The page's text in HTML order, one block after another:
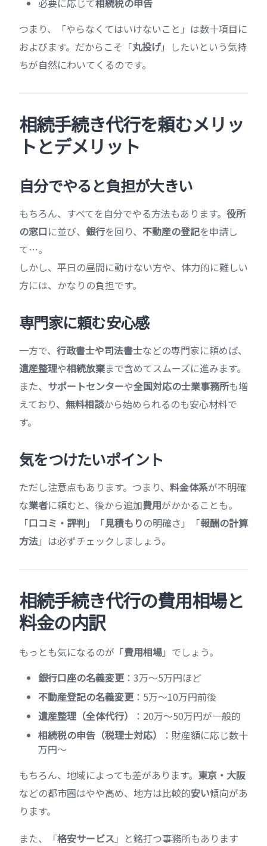
必要に応じて相続税の申告
つまり、「やらなくてはいけないこと」は数十項目に
およびます。だからこそ「丸投げ」したいという気持
ちが自然にわいてくるのです。
相続手続き代行を頼むメリッ
トとデメリット
自分でやると負担が大きい
もちろん、すべてを自分でやる方法もあります。 役所
の窓口に並び、 銀行を回り、 不動産の登記を申請し
て…。
しかし、平日の昼間に動けない方や、体力的に難しい
方には、かなりの負担です。
専門家に頼む安心感
一方で、 行政書士や司法書士などの専門家に頼めば、
遺産整理や相続放棄まで含めてスムーズに進みます。
また、 サポートセンターや全国対応の士業事務所も増
えており、 無料相談から始められるのも安心材料で
す。
気をつけたいポイント
ただし注意点もあります。つまり、 料金体系が不明確
な業者に頼むと、後から追加費用がかかることも。
「口コミ・評判 」「見積もりの明確さ」「報酬の計算
方法」は必ずチェックしましょう。
相続手続き代行の費用相場と
料金の内訳
もっとも気になるのが「費用相場」でしょう。
銀行口座の名義変更：3万〜5万円ほど
不動産登記の名義変更：5万〜10万円前後
遺産整理（全体代行）
：20万〜50万円が一般的
相続税の申告（税理士対応）
：財産額に応じ数十
万円〜
もちろん、地域によっても差があります。 東京・大阪
などの都市圏はやや高め、地方は比較的安い傾向があ
ります。
また、「格安サービス 」と銘打つ事務所もあります